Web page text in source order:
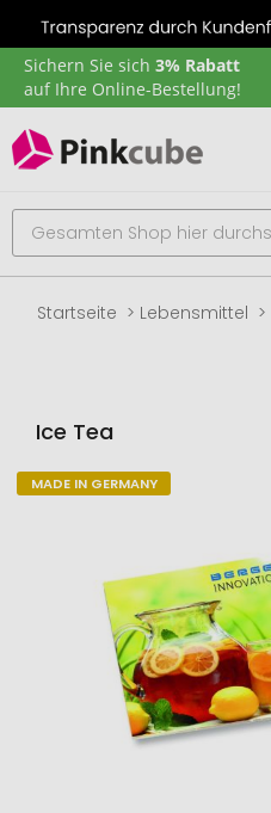
Sichern Sie sich 3% Rabatt
auf Ihre Online-Bestellung!
Startseite Lebensmittel
Ice Tea
Zum
MADE IN GERMANY